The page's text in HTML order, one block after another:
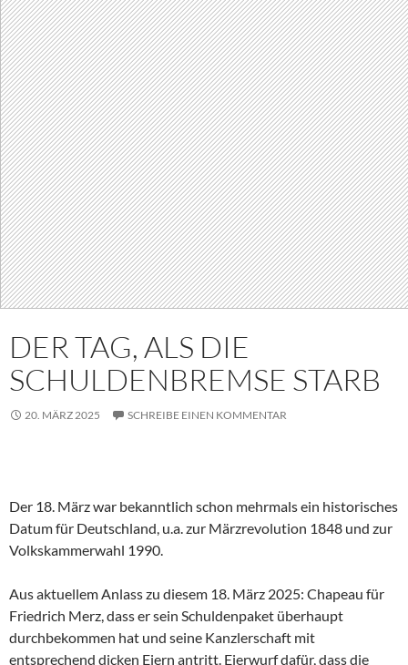
DER TAG, ALS DIE
SCHULDENBREMSE STARB
20. MÄRZ 2025 SCHREIBE EINEN KOMMENTAR
Der 18. März war bekanntlich schon mehrmals ein historisches
Datum für Deutschland, u.a. zur Märzrevolution 1848 und zur
Volkskammerwahl 1990.
Aus aktuellem Anlass zu diesem 18. März 2025: Chapeau für
Friedrich Merz, dass er sein Schuldenpaket überhaupt
durchbekommen hat und seine Kanzlerschaft mit
entsprechend dicken Eiern antritt. Eierwurf dafür, dass die